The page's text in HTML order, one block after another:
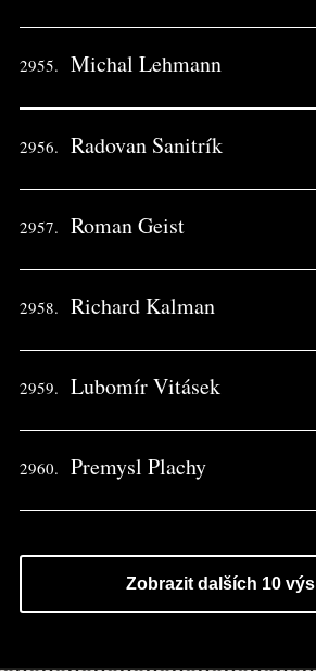
2955. Michal Lehmann
2956. Radovan Sanitrík
2957. Roman Geist
2958. Richard Kalman
2959. Lubomír Vitásek
2960. Premysl Plachy
Zobrazit dalších 10